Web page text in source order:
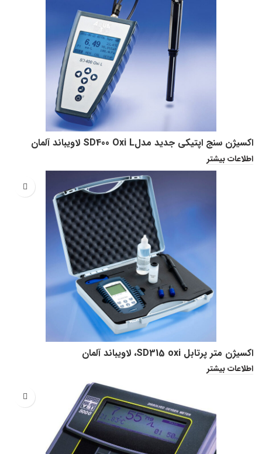
اکسیژن سنج اپتیکی جدید مدلSD400 Oxi L لاویباند آلمان
اطلاعات بیشتر
اکسیژن متر پرتابل SD315 oxi، لاویباند آلمان
اطلاعات بیشتر